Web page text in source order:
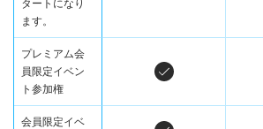
タートになり
ます。
プレミアム会
員限定イベン
ト参加権
会員限定イベ